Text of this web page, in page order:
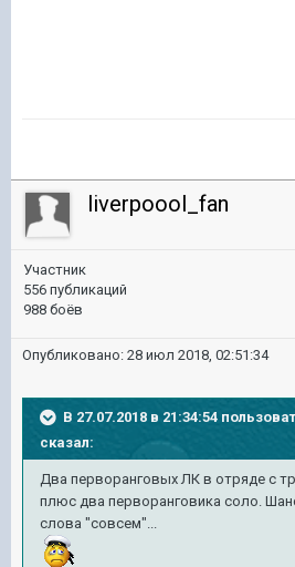
liverpoool_fan
Участник
556 публикаций
988 боёв
Опубликовано: 28 июл 2018, 02:51:34
В 27.07.2018 в 21:34:54
сказал:
Два перворанговых ЛК в отряде с
плюс два перворанговика соло.
слова "совсем"...